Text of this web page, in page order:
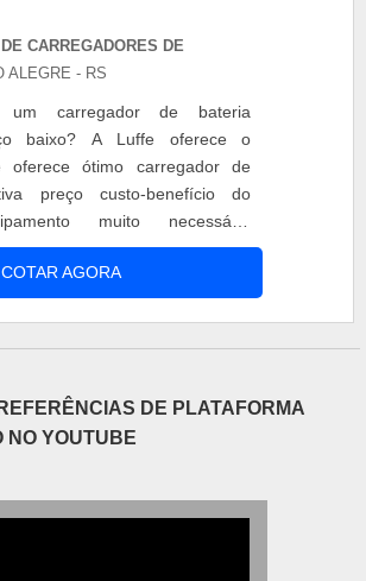
CARREGADORES DE
ALEGRE - RS
um carregador de bateria
baixo? A Luffe oferece o
oferece ótimo carregador de
preço custo-benefício do
muito necessário
ao grande número de
nos veículos. Diferencial
baterias automotivas preço
COTAR AGORA
DE PLATAFORMA
NO YOUTUBE